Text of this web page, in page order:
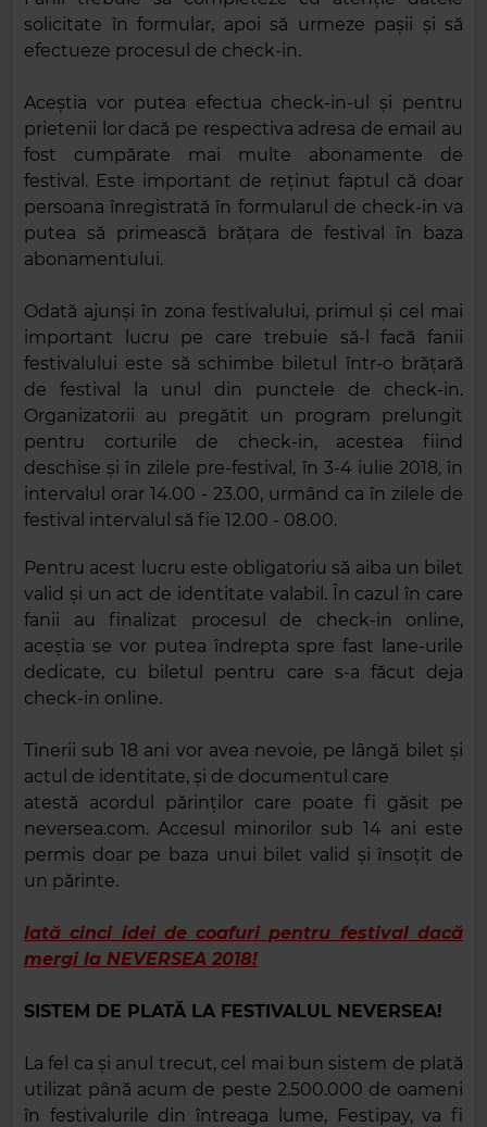
solicitate în formular, apoi să urmeze pașii și să
efectueze procesul de check-in.
Aceștia vor putea efectua check-in-ul și pentru
prietenii lor dacă pe respectiva adresa de email au
fost cumpărate mai multe abonamente de
festival. Este important de reținut faptul că doar
persoana înregistrată în formularul de check-in va
putea să primească brățara de festival în baza
abonamentului.
Odată ajunși în zona festivalului, primul și cel mai
important lucru pe care trebuie să-l facă fanii
festivalului este să schimbe biletul într-o brățară
de festival la unul din punctele de check-in.
Organizatorii au pregătit un program prelungit
pentru corturile de check-in, acestea fiind
deschise și în zilele pre-festival, în 3-4 iulie 2018, în
intervalul orar 14.00 - 23.00, urmând ca în zilele de
festival intervalul să fie 12.00 - 08.00.
Pentru acest lucru este obligatoriu să aiba un bilet
valid și un act de identitate valabil. În cazul în care
fanii au finalizat procesul de check-in online,
aceștia se vor putea îndrepta spre fast lane-urile
dedicate, cu biletul pentru care s-a făcut deja
check-in online.
Tinerii sub 18 ani vor avea nevoie, pe lângă bilet și
actul de identitate, și de documentul care
atestă acordul părinților care poate fi găsit pe
neversea.com. Accesul minorilor sub 14 ani este
permis doar pe baza unui bilet valid și însoțit de
un părinte.
Iată cinci idei de coafuri pentru festival dacă
mergi la NEVERSEA 2018!
SISTEM DE PLATĂ LA FESTIVALUL NEVERSEA!
La fel ca și anul trecut, cel mai bun sistem de plată
utilizat până acum de peste 2.500.000 de oameni
în festivalurile din întreaga lume, Festipay, va fi